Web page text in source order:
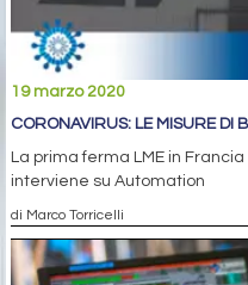
19 marzo 2020
CORONAVIRUS: LE MISURE DI
La prima ferma LME in
interviene su Automation
di Marco Torricelli